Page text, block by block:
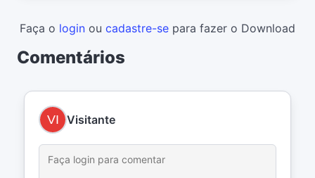
Faça o login ou cadastre-se para fazer o Download
Comentários
Visitante